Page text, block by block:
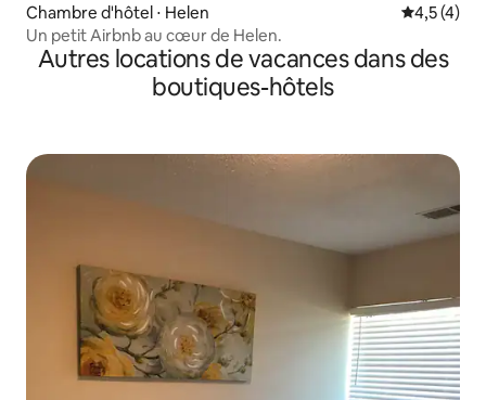
Chambre d'hôtel ⋅ Helen Évaluation
4,5 (4)
Un petit Airbnb au cœur de Helen.
Autres locations de vacances dans des
boutiques-hôtels